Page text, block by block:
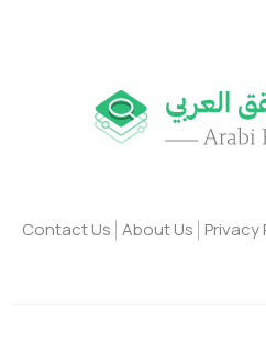
Contact Us About Us Privacy